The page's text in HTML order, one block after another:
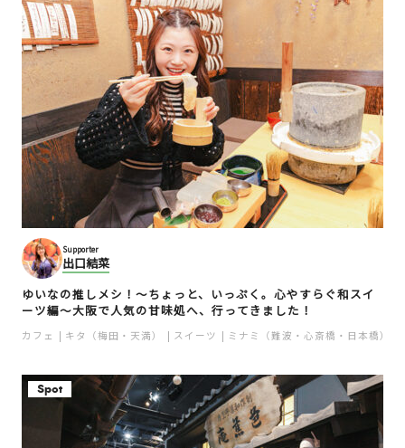
Supporter
出口結菜
ゆいなの推しメシ！～ちょっと、いっぷく。心やすらぐ和スイ
ーツ編～大阪で人気の甘味処へ、行ってきました！
カフェ キタ（梅田・天満） スイーツ ミナミ（難波・心斎橋・日本橋）
Spot